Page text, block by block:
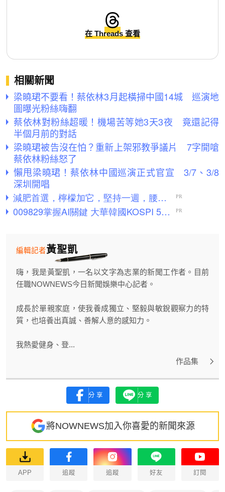
在 Threads 查看
相關新聞
梁曉珺不要看！蔡依林3月起橫掃中國14城 巡演地
圖曝光粉絲嗨翻
蔡依林對粉絲超暖！機場苦等她3天3夜 竟還記得
半個月前的對話
梁曉珺被告沒在怕？重新上架邪教爭議片 7字開嗆
蔡依林粉絲怒了
懶甩梁曉珺！蔡依林中國巡演正式官宣 3/7、3/8
深圳開唱
黃聖凱
編輯記者
嗨，我是黃聖凱，一名以文字為志業的新聞工作者。目前
任職NOWNEWS今日新聞娛樂中心記者。
成長於單親家庭，使我養成獨立、堅毅與敏銳觀察力的特
質，也培養出真誠、善解人意的感知力。
我熱愛健身、登...
作品集
分享 分享
將NOWNEWS加入你喜愛的新聞來源
APP 追蹤 追蹤 好友 訂閱